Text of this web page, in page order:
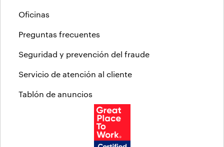
Oficinas
Preguntas frecuentes
Seguridad y prevención del fraude
Servicio de atención al cliente
Tablón de anuncios